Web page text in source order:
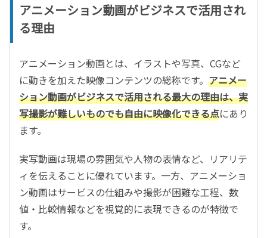
アニメーション動画がビジネスで活用され
る理由
アニメーション動画とは、イラストや写真、 CGなど
に動きを加えた映像コンテンツの総称です。 アニメー
ション動画がビジネスで活用される最大の理由は、実
写撮影が難しいものでも自由に映像化できる点にあり
ます。
実写動画は現場の雰囲気や人物の表情など、リアリテ
ィを伝えることに優れています。一方、アニメーショ
ン動画はサービスの仕組みや撮影が困難な工程、数
値・比較情報などを視覚的に表現できるのが特徴で
す。